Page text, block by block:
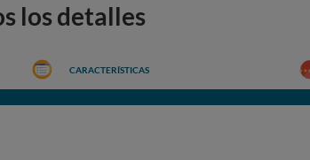
los detalles
CARACTERÍSTICAS